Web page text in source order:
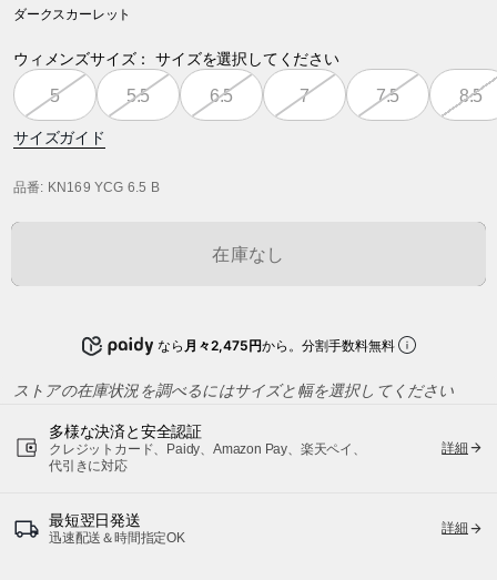
ダークスカーレット
ウィメンズサイズ： サイズを選択してください
5 5.5 6.5 7 7.5 8.5
サイズガイド
品番: KN169 YCG 6.5 B
在庫なし
なら 月々2,475円から。分割手数料無料
ストアの在庫状況を調べるにはサイズと幅を選択してください
多様な決済と安全認証
クレジットカード、Paidy、Amazon Pay、楽天ペイ、
代引きに対応
詳細
最短翌日発送
迅速配送＆時間指定OK
詳細